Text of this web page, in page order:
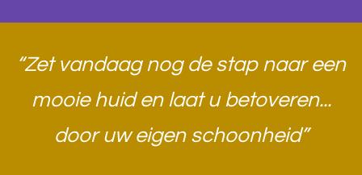
“Zet vandaag nog de stap naar een
mooie huid en laat u betoveren...
door uw eigen schoonheid”​